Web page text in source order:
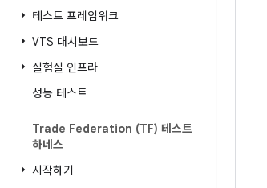
테스트 프레임워크
VTS 대시보드
실험실 인프라
성능 테스트
Trade Federation (TF) 테스트
하네스
시작하기